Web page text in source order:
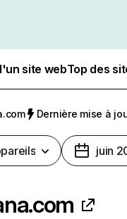
site webTop des
Dernière mise à
juin